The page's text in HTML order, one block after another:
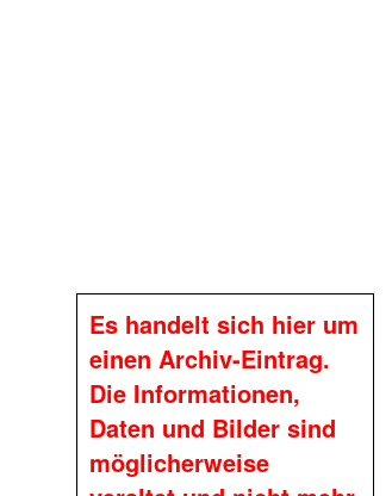
Es handelt sich hier um
einen Archiv-Eintrag.
Die Informationen,
Daten und Bilder sind
möglicherweise